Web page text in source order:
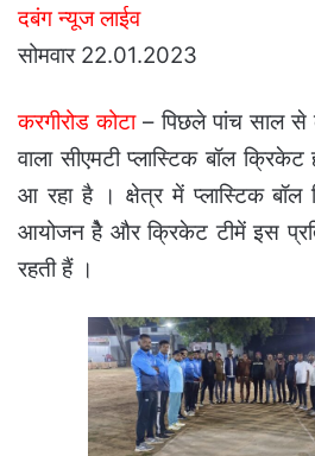
दबंग न्यूज लाईव
सोमवार 22.01.2023
करगीरोड कोटा– पिछले पांच साल से
वाला सीएमटी प्लास्टिक बॉल
आ रहा है । क्षेत्र में प्लास्टिक
आयोजन हेै और क्रिकेट टीमें इस
रहती हैं ।